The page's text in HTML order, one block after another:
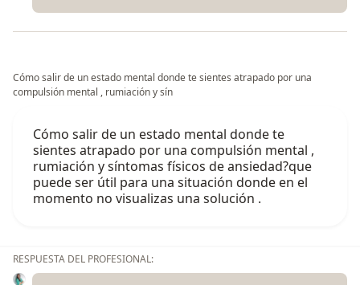
Cómo salir de un estado mental donde te sientes atrapado por una
compulsión mental , rumiación y sín
Cómo salir de un estado mental donde te
sientes atrapado por una compulsión mental ,
rumiación y síntomas físicos de ansiedad?que
puede ser útil para una situación donde en el
momento no visualizas una solución .
RESPUESTA DEL PROFESIONAL: